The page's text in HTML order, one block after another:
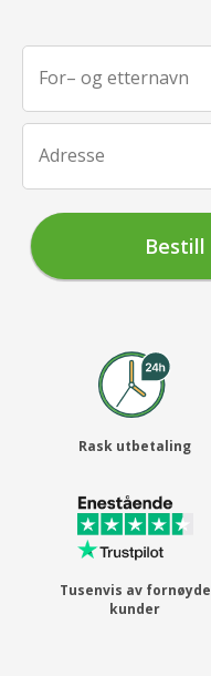
For– og etternavn
Adresse
Rask utbetaling
Tusenvis av fornøyde
kunder